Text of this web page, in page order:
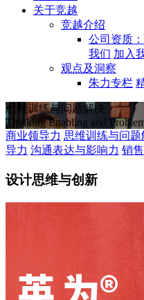
关于竞越
竞越介绍
公司资质
我们 加入
观点及洞察
朱力专栏
思维训练与问题解决
Thinking Enabling and
商业领导力 思维训练与问题
导力 沟通表达与影响力 销
设计思维与创新